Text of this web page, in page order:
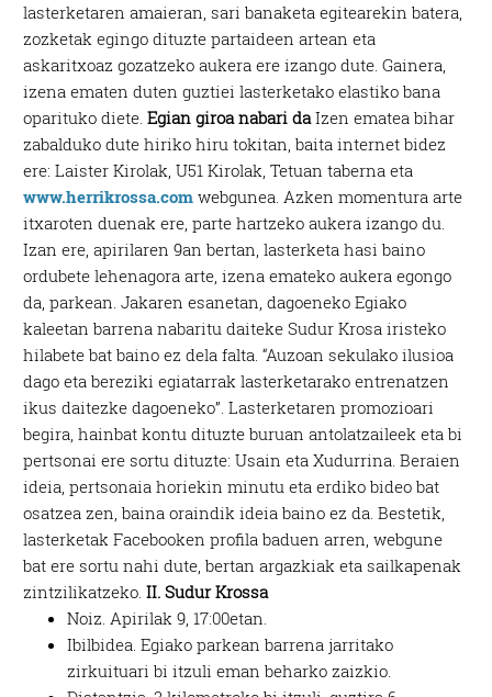
lasterketaren amaieran, sari banaketa egitearekin batera,
zozketak egingo dituzte partaideen artean eta
askaritxoaz gozatzeko aukera ere izango dute. Gainera,
izena ematen duten guztiei lasterketako elastiko bana
oparituko diete.Egian giroa nabari daIzen ematea bihar
zabalduko dute hiriko hiru tokitan, baita internet bidez
ere: Laister Kirolak, U51 Kirolak, Tetuan taberna eta
www.herrikrossa.com webgunea. Azken momentura arte
itxaroten duenak ere, parte hartzeko aukera izango du.
Izan ere, apirilaren 9an bertan, lasterketa hasi baino
ordubete lehenagora arte, izena emateko aukera egongo
da, parkean. Jakaren esanetan, dagoeneko Egiako
kaleetan barrena nabaritu daiteke Sudur Krosa iristeko
hilabete bat baino ez dela falta. “Auzoan sekulako ilusioa
dago eta bereziki egiatarrak lasterketarako entrenatzen
ikus daitezke dagoeneko”. Lasterketaren promozioari
begira, hainbat kontu dituzte buruan antolatzaileek eta bi
pertsonai ere sortu dituzte: Usain eta Xudurrina. Beraien
ideia, pertsonaia horiekin minutu eta erdiko bideo bat
osatzea zen, baina oraindik ideia baino ez da. Bestetik,
lasterketak Facebooken profila baduen arren, webgune
bat ere sortu nahi dute, bertan argazkiak eta sailkapenak
zintzilikatzeko.II. Sudur Krossa
Noiz. Apirilak 9, 17:00etan.
Ibilbidea. Egiako parkean barrena jarritako
zirkuituari bi itzuli eman beharko zaizkio.